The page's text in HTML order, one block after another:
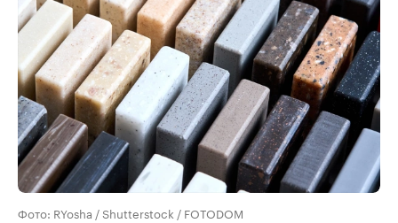
Фото: RYosha / Shutterstock / FOTODOM